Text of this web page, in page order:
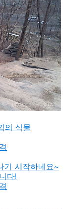
의 식물
기 시작하네요~
다!